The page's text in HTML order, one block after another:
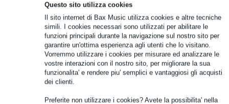
Questo sito utilizza cookies
Il sito internet di Bax Music utilizza cookies e altre tecniche
simili. I cookies necessari sono utilizzati per abilitare le
funzioni principali durante la navigazione sul nostro sito per
garantire un'ottima esperienza agli utenti che lo visitano.
Vorremmo utilizzare i cookies per misurare ed analizzare le
vostre interazioni con il nostro sito, per migliorare la sua
funzionalita' e rendere piu' semplici e vantaggiosi gli acquisti
dei clienti.
Preferite non utilizzare i cookies? Avete la possibilita' nella
Disponibilità online
Disponibile
Ancora 2 in stock nel nostro magazzino
Aggiungi al carrello